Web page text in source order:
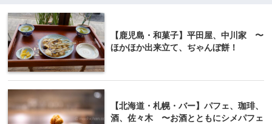
【鹿児島・和菓子】平田屋、中川家 〜
ほかほか出来立て、ぢゃんぼ餅！
【北海道・札幌・バー】パフェ、珈琲、
酒、佐々木 〜お酒とともにシメパフェ